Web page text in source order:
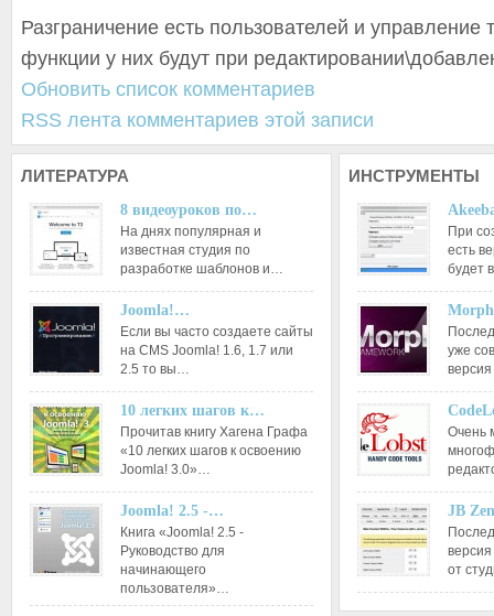
Разграничение есть пользователей и управление
функции у них будут при редактировании\
Обновить список комментариев
RSS лента комментариев этой записи
ЛИТЕРАТУРА
8 видеоуроков по…
На днях популярная и
известная студия по
разработке шаблонов и…
Joomla!…
Если вы часто создаете сайты
на CMS Joomla! 1.6, 1.7 или
2.5 то вы…
10 легких шагов к…
Прочитав книгу Хагена Графа
«10 легких шагов к освоению
Joomla! 3.0»…
Joomla! 2.5 -…
Книга «Joomla! 2.5 -
Руководство для
начинающего
пользователя»…
ИНСТРУМЕНТЫ
При
есть
будет
уже
Очень
JB
от